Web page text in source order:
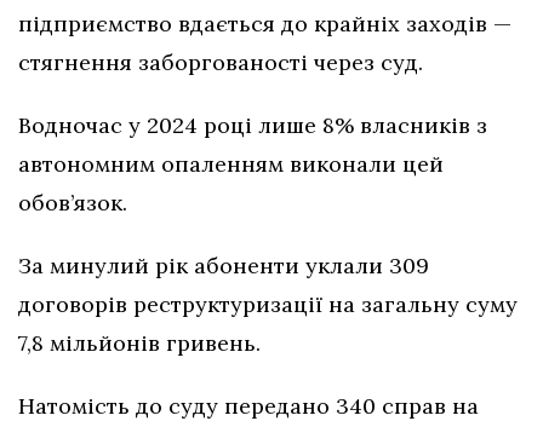
підприємство вдається до крайніх заходів —
стягнення заборгованості через суд.
Водночас у 2024 році лише 8% власників з
автономним опаленням виконали цей
обов’язок.
За минулий рік абоненти уклали 309
договорів реструктуризації на загальну суму
7,8 мільйонів гривень.
Натомість до суду передано 340 справ на